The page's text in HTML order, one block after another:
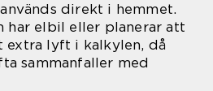
direkt i hemmet.
har elbil eller planerar att
extra lyft i kalkylen, då
sammanfaller med